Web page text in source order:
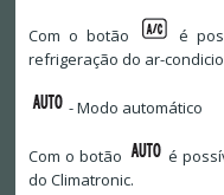
Com o botão
é
refrigeração do ar-
- Modo automático
Com o botão
é
do Climatronic.